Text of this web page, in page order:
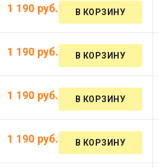
1 190 руб.
1 190 руб.
1 190 руб.
1 190 руб.